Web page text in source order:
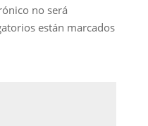
no será
están marcados